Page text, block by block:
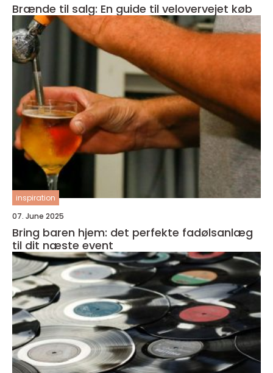
Brænde til salg: En guide til velovervejet køb
inspiration
07. June 2025
Bring baren hjem: det perfekte fadølsanlæg
til dit næste event